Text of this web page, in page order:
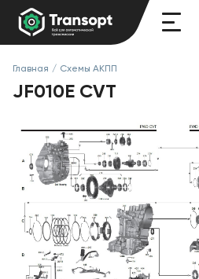
Главная / Схемы АКПП
JF010E CVT